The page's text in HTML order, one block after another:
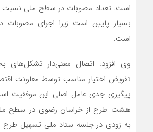
است. تعداد مصوبات در سطح ملی نسبت
بسیار پایین است زیرا اجرای مصوبات
است.
وی افزود: اتصال معنی‌دار
تفویض اختیار مناسب توسط معاونت
پیگیری جدی عامل اصلی این موفقیت
هشت طرح از خراسان رضوی در سطح
به زودی در جلسه ستاد ملی تسهیل